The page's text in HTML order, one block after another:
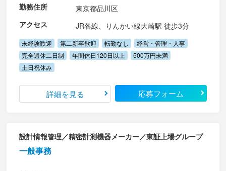
勤務住所
東京都品川区
アクセス
JR各線、りんかい線大崎駅 徒歩3分
未経験歓迎 第二新卒歓迎 転勤なし
経営・管理・人事
完全週休二日制
年間休日120日以上
500万円未満
土日祝休み
詳細を見る 応募フォーム
設計情報管理／精密計測機器メーカー／東証上場グループ
一般事務